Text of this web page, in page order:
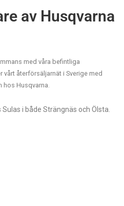
av Husqvarna
med våra befintliga
återförsäljarnät i Sverige med
hos Husqvarna.
i både Strängnäs och Ölsta.